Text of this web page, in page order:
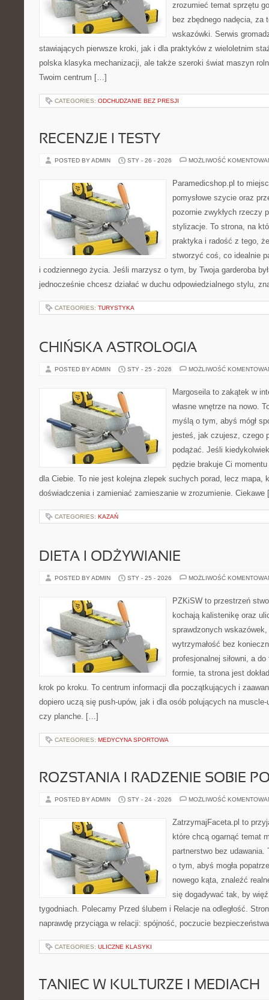
zrozumieć temat sprzętu
bez zbędnego nadęcia, za
wskazówki. Serwis
stawiających pierwsze kroki, jak i dla praktyków z wieloletnim
polska klasyka mechanizacji, ale także szeroki świat maszyn
Twoim centrum […]
CATEGORIES: ODCHUDZANIE BEZ PRESJI
RECENZJE I TESTY
POSTED BY ADMIN STY - 26 - 2026 MOŻLIWOŚĆ
Paramedicshop.pl to
pomysłowe szycie oraz
pozornie zwykłych rzeczy
stylizacje. To strona, na
praktyka i radość z tego,
stworzyć coś, co idealnie
i codziennego życia. Jeśli marzysz o tym, by Twoja garderoba
jednocześnie chcesz działać w duchu odpowiedzialnego stylu,
CATEGORIES: TURYSTYKA
CHIŃSKA ASTROLOGIA
POSTED BY ADMIN STY - 25 - 2026 MOŻLIWOŚĆ
Margoseila to zakątek w
własne wnętrze na nowo.
myślą o tym, abyś mógł
jesteś, jak czujesz, czego
podążać. Jeśli
pędzie brakuje Ci
dla Ciebie. To nie jest kolejna zlepek suchych porad, lecz mapa,
doświadczenia i zamieniać zamieszanie w zrozumienie.
CATEGORIES: KAZAŃ
DIETA I ODŻYWIANIE
POSTED BY ADMIN STY - 25 - 2026 MOŻLIWOŚĆ
PZKiSW to przestrzeń
kochają kalistenikę oraz
sprawdzonych
wytrzymałość bez
profesjonalnej siłowni, a
formie, ta strona jest
krok po kroku. To centrum informacji dla początkujących i
dopiero uczą się push-upów, jak i dla osób polujących na
czy planche. […]
CATEGORIES: MEDYCYNA SPORTOWA
ROZSTANIA I RADZENIE SOBIE
POSTED BY ADMIN STY - 24 - 2026 MOŻLIWOŚĆ
ZatrzymajFaceta.pl to
które chcą ogarnąć temat
partnerstwo bez udawania.
o tym, abyś mogła
nowego kąta, znaleźć
się dogadywać tak, by
tygodniach. Polecamy Przed ślubem i Relacje na odległość.
naprawdę przyciąga w relacji: spójność, poczucie
CATEGORIES: ULICZNE KLASYKI
TANIEC W KULTURZE I MEDIACH